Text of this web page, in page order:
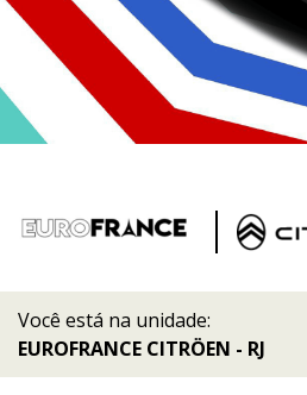
Você está na unidade:
EUROFRANCE CITRÖEN - RJ